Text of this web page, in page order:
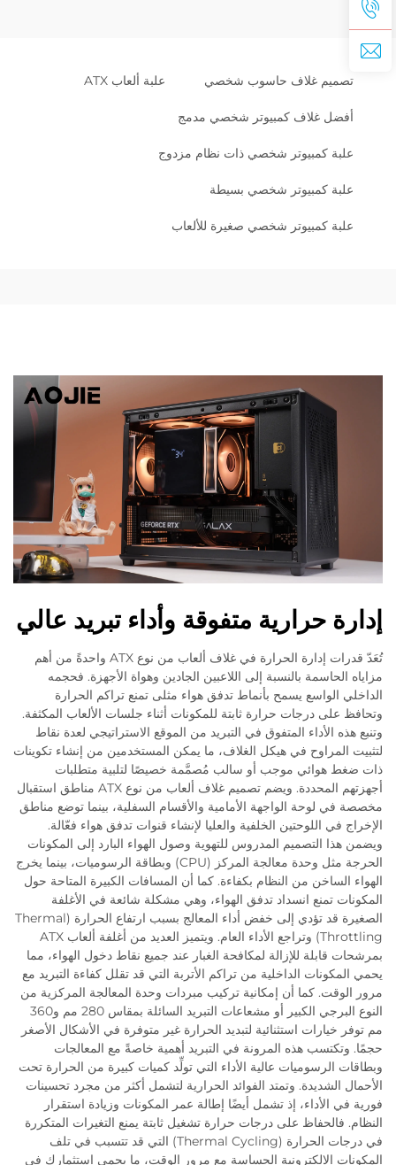
تصميم غلاف حاسوب شخصي علبة ألعاب ATX
أفضل غلاف كمبيوتر شخصي مدمج
علبة كمبيوتر شخصي ذات نظام مزدوج
علبة كمبيوتر شخصي بسيطة
علبة كمبيوتر شخصي صغيرة للألعاب
إدارة حرارية متفوقة وأداء تبريد عالي
تُعَدّ قدرات إدارة الحرارة في غلاف ألعاب من نوع ATX واحدةً من أهم
مزاياه الحاسمة بالنسبة إلى اللاعبين الجادين وهواة الأجهزة. فحجمه
الداخلي الواسع يسمح بأنماط تدفق هواء مثلى تمنع تراكم الحرارة
وتحافظ على درجات حرارة ثابتة للمكونات أثناء جلسات الألعاب المكثفة.
وتنبع هذه الأداء المتفوق في التبريد من الموقع الاستراتيجي لعدة نقاط
لتثبيت المراوح في هيكل الغلاف، ما يمكن المستخدمين من إنشاء تكوينات
ذات ضغط هوائي موجب أو سالب مُصمَّمة خصيصًا لتلبية متطلبات
أجهزتهم المحددة. ويضم تصميم غلاف ألعاب من نوع ATX مناطق استقبال
مخصصة في لوحة الواجهة الأمامية والأقسام السفلية، بينما توضع مناطق
الإخراج في اللوحتين الخلفية والعليا لإنشاء قنوات تدفق هواء فعّالة.
ويضمن هذا التصميم المدروس للتهوية وصول الهواء البارد إلى المكونات
الحرجة مثل وحدة معالجة المركز (CPU) وبطاقة الرسوميات، بينما يخرج
الهواء الساخن من النظام بكفاءة. كما أن المسافات الكبيرة المتاحة حول
المكونات تمنع انسداد تدفق الهواء، وهي مشكلة شائعة في الأغلفة
الصغيرة قد تؤدي إلى خفض أداء المعالج بسبب ارتفاع الحرارة (Thermal
Throttling) وتراجع الأداء العام. ويتميز العديد من أغلفة ألعاب ATX
بمرشحات قابلة للإزالة لمكافحة الغبار عند جميع نقاط دخول الهواء، مما
يحمي المكونات الداخلية من تراكم الأتربة التي قد تقلل كفاءة التبريد مع
مرور الوقت. كما أن إمكانية تركيب مبردات وحدة المعالجة المركزية من
النوع البرجي الكبير أو مشعاعات التبريد السائلة بمقاس 280 مم و360
مم توفر خيارات استثنائية لتبديد الحرارة غير متوفرة في الأشكال الأصغر
حجمًا. وتكتسب هذه المرونة في التبريد أهمية خاصةً مع المعالجات
وبطاقات الرسوميات عالية الأداء التي تولِّد كميات كبيرة من الحرارة تحت
الأحمال الشديدة. وتمتد الفوائد الحرارية لتشمل أكثر من مجرد تحسينات
فورية في الأداء، إذ تشمل أيضًا إطالة عمر المكونات وزيادة استقرار
النظام. فالحفاظ على درجات حرارة تشغيل ثابتة يمنع التغيرات المتكررة
في درجات الحرارة (Thermal Cycling) التي قد تتسبب في تلف
المكونات الإلكترونية الحساسة مع مرور الوقت، ما يحمي استثمارك في